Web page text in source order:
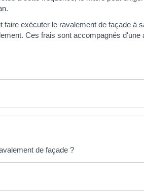
exécuter le ravalement de façade à
Ces frais sont accompagnés d'une
de façade ?